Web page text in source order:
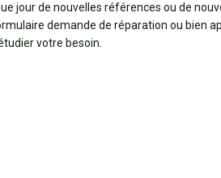
jour de nouvelles références ou de
demande de réparation ou bien
votre besoin.